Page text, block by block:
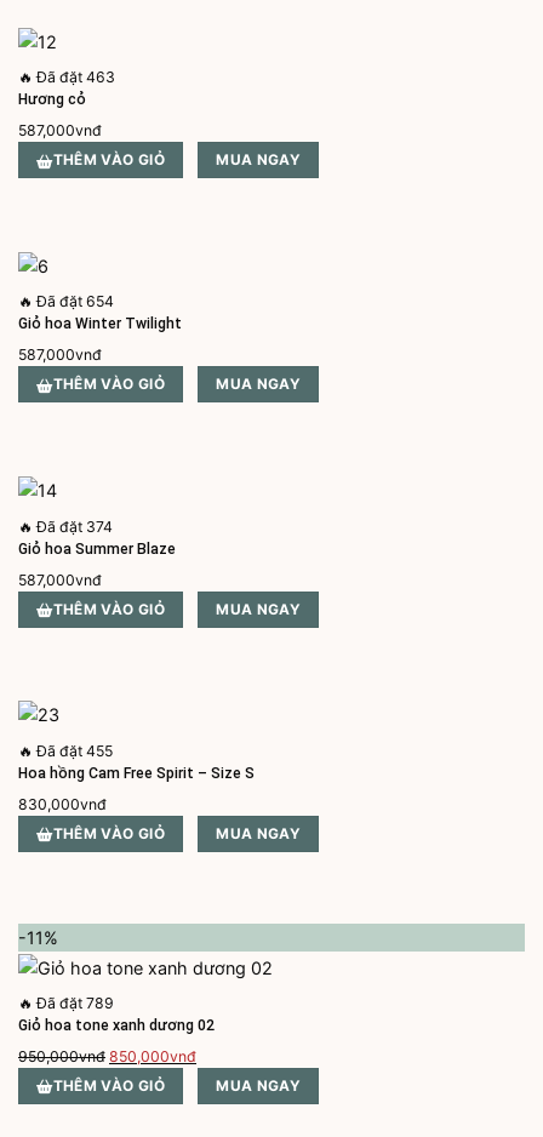
🔥 Đã đặt 463
Hương cỏ
587,000vnđ
THÊM VÀO GIỎ MUA NGAY
🔥 Đã đặt 654
Giỏ hoa Winter Twilight
587,000vnđ
THÊM VÀO GIỎ MUA NGAY
🔥 Đã đặt 374
Giỏ hoa Summer Blaze
587,000vnđ
THÊM VÀO GIỎ MUA NGAY
🔥 Đã đặt 455
Hoa hồng Cam Free Spirit – Size S
830,000vnđ
THÊM VÀO GIỎ MUA NGAY
-11%
🔥 Đã đặt 789
Giỏ hoa tone xanh dương 02
950,000vnđ Giá
gốc
là:
850,000vnđGiá
hiện
tại
THÊM VÀO GIỎ MUA NGAY